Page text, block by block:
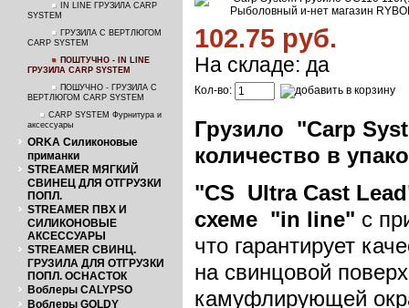
IN LINE ГРУЗИЛА CARP
SYSTEM
ГРУЗИЛА С ВЕРТЛЮГОМ
CARP SYSTEM
ПОШТУЧНО - IN LINE
ГРУЗИЛА CARP SYSTEM
ПОШУЧНО - ГРУЗИЛА С
ВЕРТЛЮГОМ CARP SYSTEM
CARP SYSTEM Фурнитура и
аксессуары
ORKA Силиконовые
приманки
STREAMER МЯГКИЙ
СВИНЕЦ ДЛЯ ОТГРУЗКИ
ПОПЛ.
STREAMER ПВХ И
СИЛИКОНОВЫЕ
АКСЕССУАРЫ
STREAMER СВИНЦ.
ГРУЗИЛА ДЛЯ ОТГРУЗКИ
ПОПЛ. ОСНАСТОК
Воблеры CALYPSO
Воблеры GOLDY
102.75 руб.
На складе: да
Кол-во:
Грузило "Carp
количество в
"CS Ultra Cast
схеме "in line" с
что гарантирует
на свинцовой
камуфлирующей